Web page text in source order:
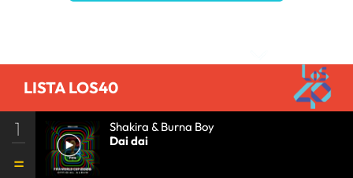
LISTA LOS40
1
Shakira & Burna Boy
Dai dai